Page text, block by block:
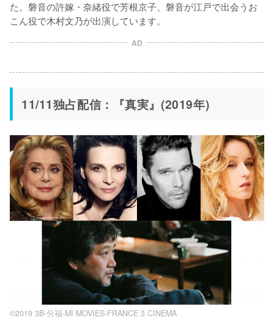
た。磐音の許嫁・奈緒役で芳根京子、磐音が江戸で出会うお
こん役で木村文乃が出演しています。
AD
11/11独占配信：『真実』(2019年)
©2019 3B-分福-MI MOVIES-FRANCE 3 CINEMA